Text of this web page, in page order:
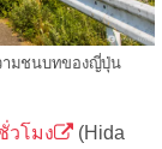
ามชนบทของญี่ปุ่น
วโมง (Hida